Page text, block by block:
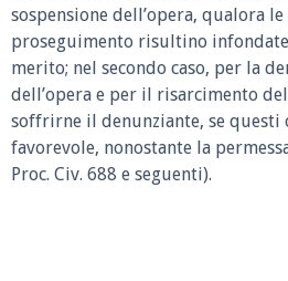
sospensione dell’opera, qualora
proseguimento risultino
merito; nel secondo caso, per la
dell’opera e per il risarcimento
soffrirne il denunziante, se questi
favorevole, nonostante la
Proc. Civ. 688 e seguenti).